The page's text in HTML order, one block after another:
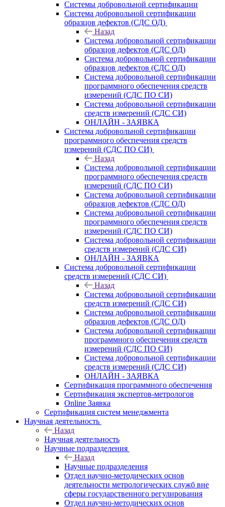
Системы добровольной сертификации
Система добровольной сертификации
образцов дефектов (СДС ОД)
Назад
Система добровольной сертификации
образцов дефектов (СДС ОД)
Система добровольной сертификации
образцов дефектов (СДС ОД)
Система добровольной сертификации
программного обеспечения средств
измерений (СДС ПО СИ)
Система добровольной сертификации
средств измерений (СДС СИ)
ОНЛАЙН - ЗАЯВКА
Система добровольной сертификации
программного обеспечения средств
измерений (СДС ПО СИ)
Назад
Система добровольной сертификации
программного обеспечения средств
измерений (СДС ПО СИ)
Система добровольной сертификации
образцов дефектов (СДС ОД)
Система добровольной сертификации
программного обеспечения средств
измерений (СДС ПО СИ)
Система добровольной сертификации
средств измерений (СДС СИ)
ОНЛАЙН - ЗАЯВКА
Система добровольной сертификации
средств измерений (СДС СИ)
Назад
Система добровольной сертификации
средств измерений (СДС СИ)
Система добровольной сертификации
образцов дефектов (СДС ОД)
Система добровольной сертификации
программного обеспечения средств
измерений (СДС ПО СИ)
Система добровольной сертификации
средств измерений (СДС СИ)
ОНЛАЙН - ЗАЯВКА
Сертификация программного обеспечения
Сертификация экспертов-метрологов
Online Заявка
Сертификация систем менеджмента
Научная деятельность
Назад
Научная деятельность
Научные подразделения
Назад
Научные подразделения
Отдел научно-методических основ
деятельности метрологических служб вне
сферы государственного регулирования
Отдел научно-методических основ